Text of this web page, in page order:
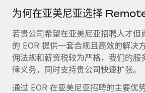
Most teams hear "payroll
了解更多
为何在亚美尼亚选择
若贵公司希望在亚美尼亚招聘人才但
的 EOR 提供一套合规且高效的解决
佣法规和薪资税较为严格，我们的服
律义务，同时支持贵公司快速扩张。
通过 EOR 在亚美尼亚招聘的主要优势